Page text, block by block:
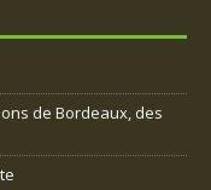
de Bordeaux, des